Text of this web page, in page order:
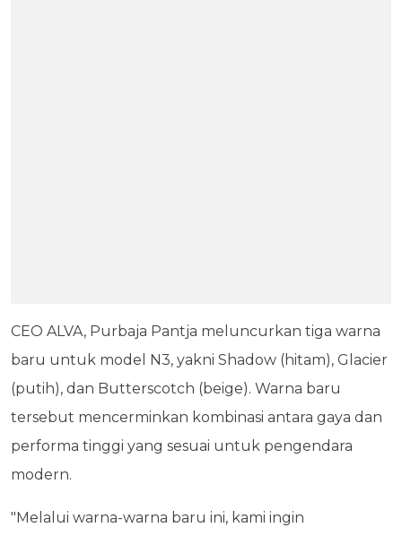
CEO ALVA, Purbaja Pantja meluncurkan tiga warna
baru untuk model N3, yakni Shadow (hitam), Glacier
(putih), dan Butterscotch (beige). Warna baru
tersebut mencerminkan kombinasi antara gaya dan
performa tinggi yang sesuai untuk pengendara
modern.
"Melalui warna-warna baru ini, kami ingin